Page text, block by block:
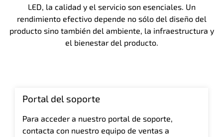
LED, la calidad y el servicio son esenciales. Un
rendimiento efectivo depende no sólo del diseño del
producto sino también del ambiente, la infraestructura y
el bienestar del producto.
Portal del soporte
Para acceder a nuestro portal de soporte,
contacta con nuestro equipo de ventas a